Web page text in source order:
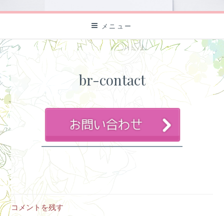
プ
メニュー
br-contact
コメントを残す